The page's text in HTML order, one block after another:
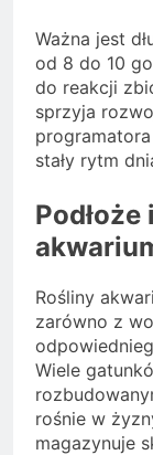
Ważna jest
od 8 do 10
do reakcji
sprzyja
stały rytm
Rośliny
zarówno z
Wiele
rośnie w
magazynuje